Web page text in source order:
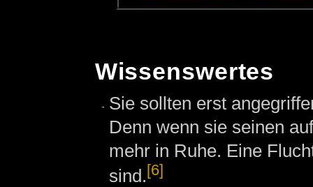
Wissenswertes
Sie sollten erst
Denn wenn sie seinen
mehr in Ruhe. Eine
sind.[6]